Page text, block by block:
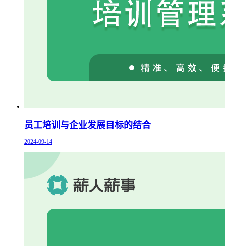
员工培训与企业发展目标的结合
2024-09-14